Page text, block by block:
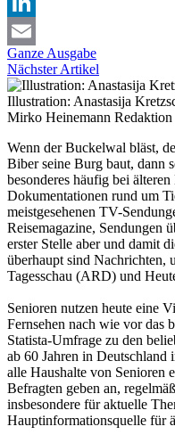
LinkedIn
Email
Ganze Ausgabe
Nächster Artikel
Illustration: Anastasija
Mirko Heinemann Redaktion
Wenn der Buckelwal bläst,
Biber seine Burg baut, dann
besonderes häufig bei
Dokumentationen rund um
meistgesehenen TV-
Reisemagazine, Sendungen
erster Stelle aber und damit
überhaupt sind Nachrichten,
Tagesschau (ARD) und
Senioren nutzen heute eine
Fernsehen nach wie vor das
Statista-Umfrage zu den
ab 60 Jahren in Deutschland
alle Haushalte von Senioren
Befragten geben an,
insbesondere für aktuelle
Hauptinformationsquelle für